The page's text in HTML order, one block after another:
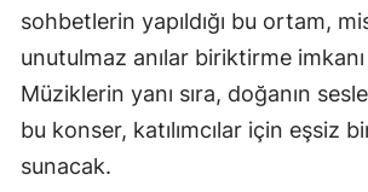
sohbetlerin yapıldığı bu ortam,
unutulmaz anılar biriktirme imkanı
Müziklerin yanı sıra, doğanın
bu konser, katılımcılar için eşsiz
sunacak.